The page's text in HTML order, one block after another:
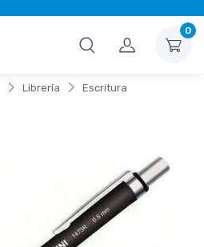
0
Librería
Escritura